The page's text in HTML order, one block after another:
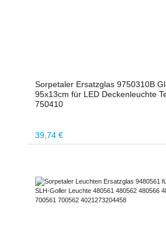
Sorpetaler Ersatzglas 9750310B
95x13cm für LED Deckenleuchte
750410
Regulärer Preis:
39,74 €